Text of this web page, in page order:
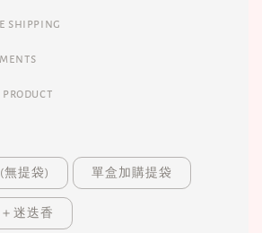
shipping
無提袋) 單盒加購提袋
迷迭香